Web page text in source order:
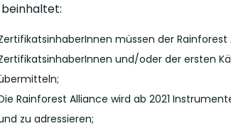
beinhaltet:
müssen der
und/oder der ersten
Rainforest Alliance wird ab 2021
zu adressieren;